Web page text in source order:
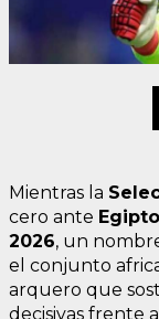
Mientras la
cero ante Egipto
2026, un
el conjunto
arquero que
decisivas frente a